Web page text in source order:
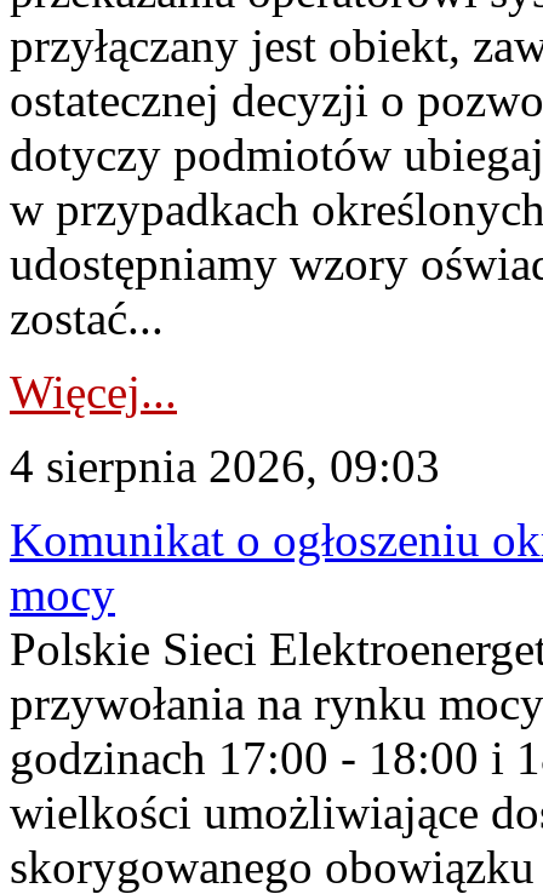
przyłączany jest obiekt,
ostatecznej decyzji o
dotyczy podmiotów
w przypadkach
udostępniamy wzory
zostać...
Więcej...
4 sierpnia 2026, 09:03
Komunikat o ogłoszeniu
mocy
Polskie Sieci
przywołania na rynku
godzinach 17:00 - 18:00 i
wielkości umożliwiające
skorygowanego